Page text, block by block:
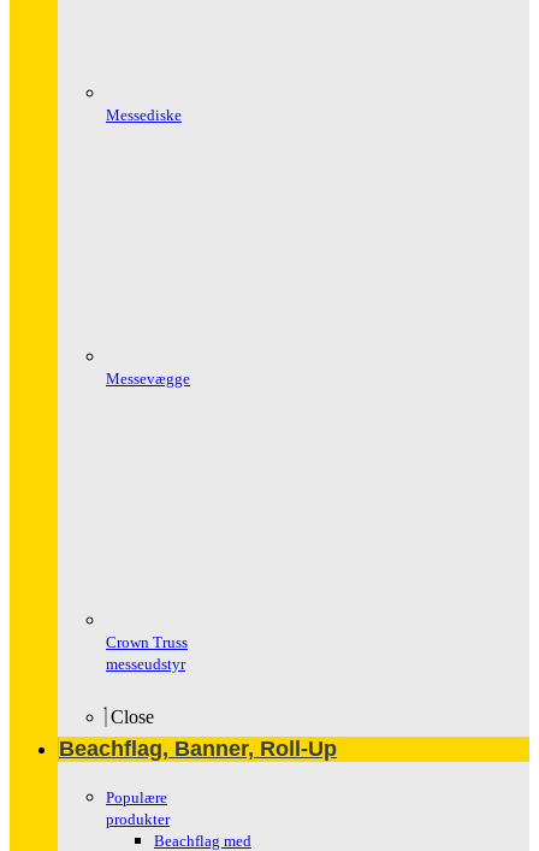
Messediske
Messevægge
Crown Truss
messeudstyr
Close
Beachflag, Banner, Roll-Up
Populære
produkter
Beachflag med